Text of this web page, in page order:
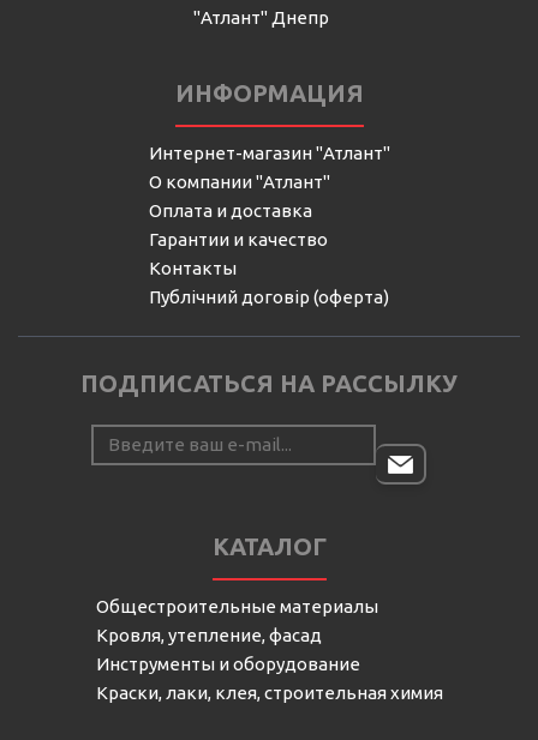
"Атлант" Днепр
ИНФОРМАЦИЯ
Интернет-магазин "Атлант"
О компании "Атлант"
Оплата и доставка
Гарантии и качество
Контакты
Публічний договір (оферта)
ПОДПИСАТЬСЯ НА РАССЫЛКУ
КАТАЛОГ
Общестроительные материалы
Кровля, утепление, фасад
Инструменты и оборудование
Краски, лаки, клея, строительная химия